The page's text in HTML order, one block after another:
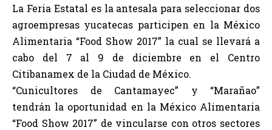
La Feria Estatal es la antesala para seleccionar dos
agroempresas yucatecas participen en la México
Alimentaria “Food Show 2017” la cual se llevará a
cabo del 7 al 9 de diciembre en el Centro
Citibanamex de la Ciudad de México.
“Cunicultores de Cantamayec” y “Marañao”
tendrán la oportunidad en la México Alimentaria
“Food Show 2017” de vincularse con otros sectores